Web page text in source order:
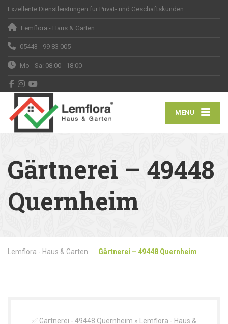
Exzellente Dienstleistungen für Privat- und Geschäftskunden
Lemflora - Haus & Garten
05443 - 99 83 005
Mo - Sa: 08:00 - 18:00
MENU
Gärtnerei – 49448
Quernheim
Lemflora - Haus & Garten Gärtnerei – 49448 Quernheim
✅ Gärtnerei - 49448 Quernheim » Lemflora - Haus &